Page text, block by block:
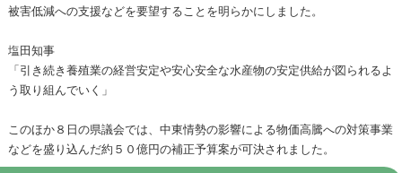
被害低減への支援などを要望することを明らかにしました。
塩田知事
「引き続き養殖業の経営安定や安心安全な水産物の安定供給が図られるよ
う取り組んでいく」
このほか８日の県議会では、中東情勢の影響による物価高騰への対策事業
などを盛り込んだ約５０億円の補正予算案が可決されました。